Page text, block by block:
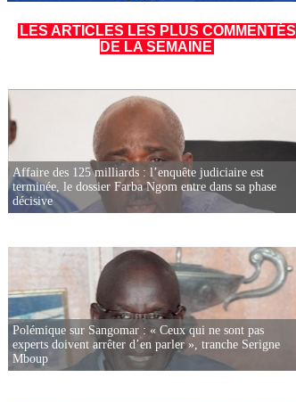
LES ARTICLES LES PLUS COMMENTÉS
DE LA SEMAINE
Affaire des 125 milliards : l’enquête judiciaire est
terminée, le dossier Farba Ngom entre dans sa phase
décisive
Polémique sur Sangomar : « Ceux qui ne sont pas
experts doivent arrêter d’en parler », tranche Serigne
Mboup